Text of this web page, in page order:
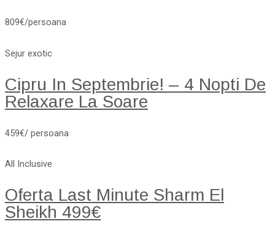
809€/persoana
Sejur exotic
Cipru In Septembrie! – 4 Nopti De
Relaxare La Soare
459€/ persoana
All Inclusive
Oferta Last Minute Sharm El
Sheikh 499€